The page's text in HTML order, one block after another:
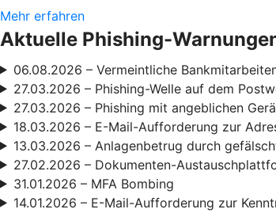
Mehr erfahren
Aktuelle Phishing-
06.08.2026 – Vermeintliche
27.03.2026 – Phishing-Welle auf dem
27.03.2026 – Phishing mit angeblichen
18.03.2026 – E-Mail-Aufforderung zur
13.03.2026 – Anlagenbetrug durch
27.02.2026 – Dokumenten-
31.01.2026 – MFA Bombing
14.01.2026 – E-Mail-Aufforderung zur